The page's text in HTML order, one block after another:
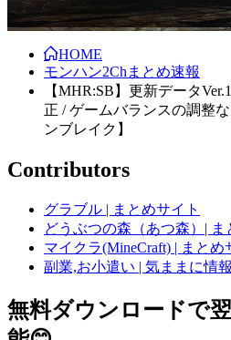
HOME
モンハン2Chまとめ速報
【MHR:SB】更新データ
正 / ゲームバランスの調整
ンブレイク】
Contributors
グラブル | まとめサイト
どうぶつの森（あつ森）| ま
マイクラ(MineCraft) | まとめ
副業,お小遣い | 気ままに情
無料ダウンロードで